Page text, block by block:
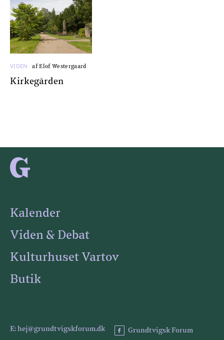
VIDEN af Elof Westergaard
Kirkegården
Kalender
Viden & Debat
Kulturhuset Vartov
Butik
E: hej@grundtvigskforum.dk Grundtvigsk Forum